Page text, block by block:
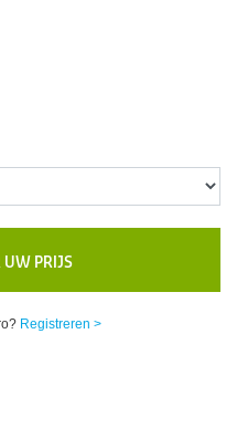
UW PRIJS
Registreren >